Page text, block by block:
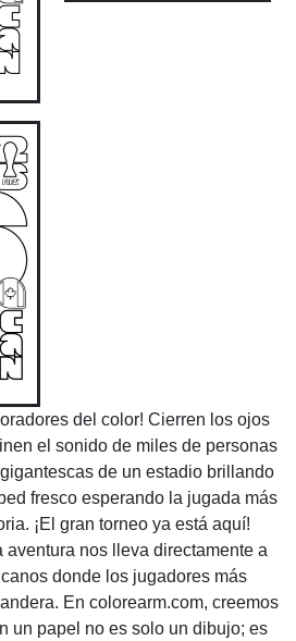
del color! Cierren los ojos
el sonido de miles de personas
de un estadio brillando
fresco esperando la jugada más
¡El gran torneo ya está aquí!
aventura nos lleva directamente a
donde los jugadores más
En colorearm.com, creemos
un papel no es solo un dibujo; es